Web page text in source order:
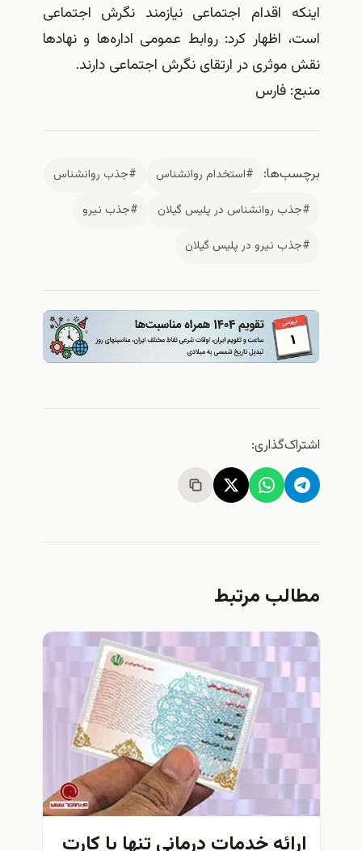
اینکه اقدام اجتماعی نیازمند نگرش اجتماعی
است، اظهار کرد: روابط عمومی اداره‌ها و نهادها
نقش موثری در ارتقای نگرش اجتماعی دارند.
منبع: فارس
برچسب‌ها: #استخدام روانشناس
#جذب روانشناس
#جذب روانشناس در پليس گيلان
#جذب نيرو
#جذب نيرو در پليس گيلان
اشتراک‌گذاری:
مطالب مرتبط